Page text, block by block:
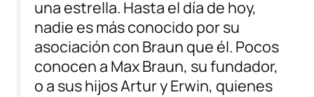
una estrella. Hasta el día de hoy,
nadie es más conocido por su
asociación con Braun que él. Pocos
conocen a Max Braun, su fundador,
o a sus hijos Artur y Erwin, quienes